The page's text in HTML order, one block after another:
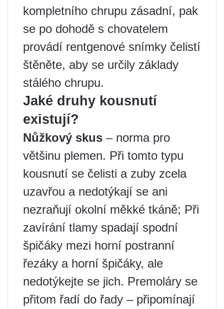
kompletního chrupu zásadní, pak
se po dohodě s chovatelem
provádí rentgenové snímky čelistí
štěněte, aby se určily základy
stálého chrupu.
Jaké druhy kousnutí
existují?
Nůžkový skus – norma pro
většinu plemen. Při tomto typu
kousnutí se čelisti a zuby zcela
uzavřou a nedotýkají se ani
nezraňují okolní měkké tkáně; Při
zavírání tlamy spadají spodní
špičáky mezi horní postranní
řezáky a horní špičáky, ale
nedotýkejte se jich. Premoláry se
přitom řadí do řady – připomínají